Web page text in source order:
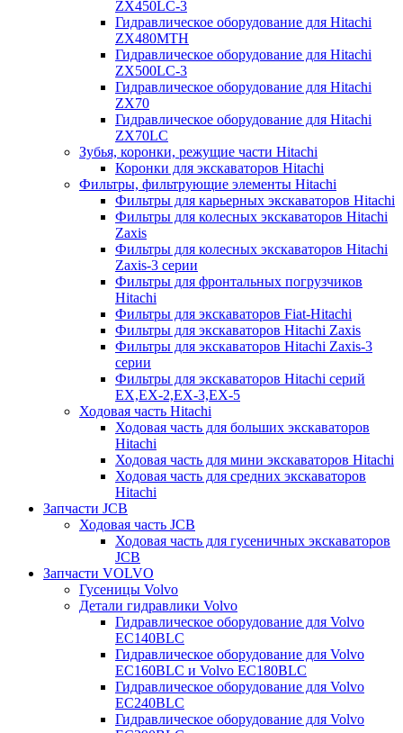
ZX450LC-3
Гидравлическое оборудование для Hitachi
ZX480MTH
Гидравлическое оборудование для Hitachi
ZX500LC-3
Гидравлическое оборудование для Hitachi
ZX70
Гидравлическое оборудование для Hitachi
ZX70LC
Зубья, коронки, режущие части Hitachi
Коронки для экскаваторов Hitachi
Фильтры, фильтрующие элементы Hitachi
Фильтры для карьерных экскаваторов Hitachi
Фильтры для колесных экскаваторов Hitachi
Zaxis
Фильтры для колесных экскаваторов Hitachi
Zaxis-3 серии
Фильтры для фронтальных погрузчиков
Hitachi
Фильтры для экскаваторов Fiat-Hitachi
Фильтры для экскаваторов Hitachi Zaxis
Фильтры для экскаваторов Hitachi Zaxis-3
серии
Фильтры для экскаваторов Hitachi серий
EX,EX-2,EX-3,EX-5
Ходовая часть Hitachi
Ходовая часть для больших экскаваторов
Hitachi
Ходовая часть для мини экскаваторов Hitachi
Ходовая часть для средних экскаваторов
Hitachi
Запчасти JCB
Ходовая часть JCB
Ходовая часть для гусеничных экскаваторов
JCB
Запчасти VOLVO
Гусеницы Volvo
Детали гидравлики Volvo
Гидравлическое оборудование для Volvo
EC140BLC
Гидравлическое оборудование для Volvo
EC160BLC и Volvo EC180BLC
Гидравлическое оборудование для Volvo
EC240BLC
Гидравлическое оборудование для Volvo